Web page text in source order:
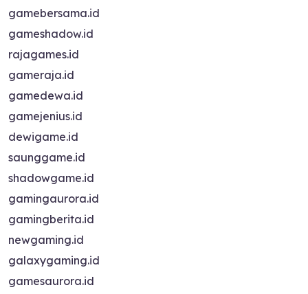
gamebersama.id
gameshadow.id
rajagames.id
gameraja.id
gamedewa.id
gamejenius.id
dewigame.id
saunggame.id
shadowgame.id
gamingaurora.id
gamingberita.id
newgaming.id
galaxygaming.id
gamesaurora.id